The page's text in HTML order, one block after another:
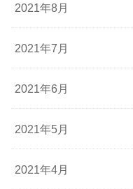
2021年8月
2021年7月
2021年6月
2021年5月
2021年4月